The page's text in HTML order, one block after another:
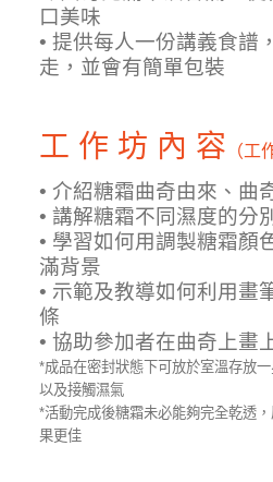
口美味
• 提供每人一份講義食譜
走，並會有簡單包裝
工 作 坊 內 容 （工
• 介紹糖霜曲奇由來、曲
• 講解糖霜不同濕度的分
• 學習如何用調製糖霜顏
滿背景
• 示範及教導如何利用畫
條
• 協助參加者在曲奇上畫
*成品在密封狀態下可放於室溫存放
以及接觸濕氣
*活動完成後糖霜未必能夠完全乾透
果更佳